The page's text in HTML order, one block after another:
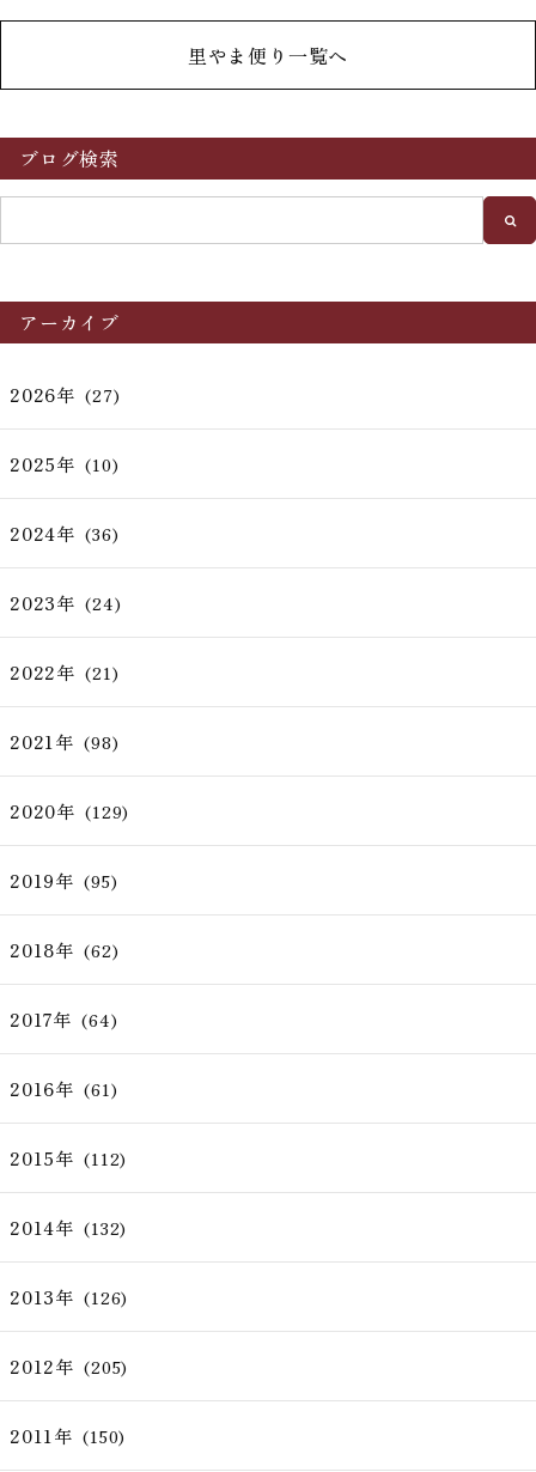
里やま便り一覧へ
ブログ検索
アーカイブ
2026年 (27)
2025年 (10)
2024年 (36)
2023年 (24)
2022年 (21)
2021年 (98)
2020年 (129)
2019年 (95)
2018年 (62)
2017年 (64)
2016年 (61)
2015年 (112)
2014年 (132)
2013年 (126)
2012年 (205)
2011年 (150)